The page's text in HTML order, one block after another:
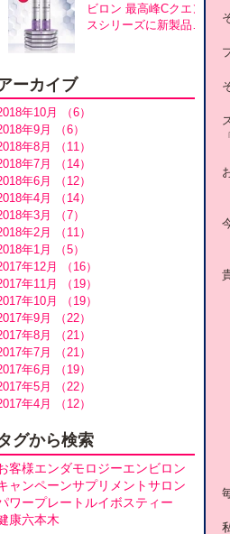
ビロン 最高峰Cクエン
スシリーズに新製品誕
ーカイブ
年10月 （6）
年9月
（6）
年8月
（11）
年7月
（14）
年6月
（12）
年4月
（14）
年3月
（7）
年2月
（11）
年1月
（5）
年12月
（16）
年11月
（19）
年10月
（19）
年9月
（22）
年8月
（21）
年7月
（21）
年6月
（19）
年5月
（22）
年4月
（12）
グから検索
客様エンダモロジーエンビロン
ャンペーンサプリメントサロン
ワープレート ルイボスティー
康六本木